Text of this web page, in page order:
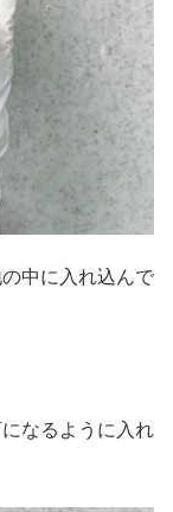
中に入れ込んで
なるように入れ